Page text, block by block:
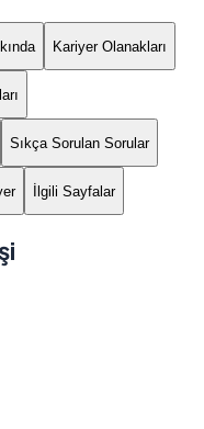
Kariyer Olanakları
Sıkça Sorulan Sorular
İlgili Sayfalar